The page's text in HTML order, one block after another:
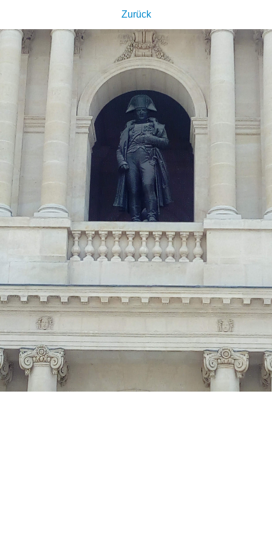
Zurück